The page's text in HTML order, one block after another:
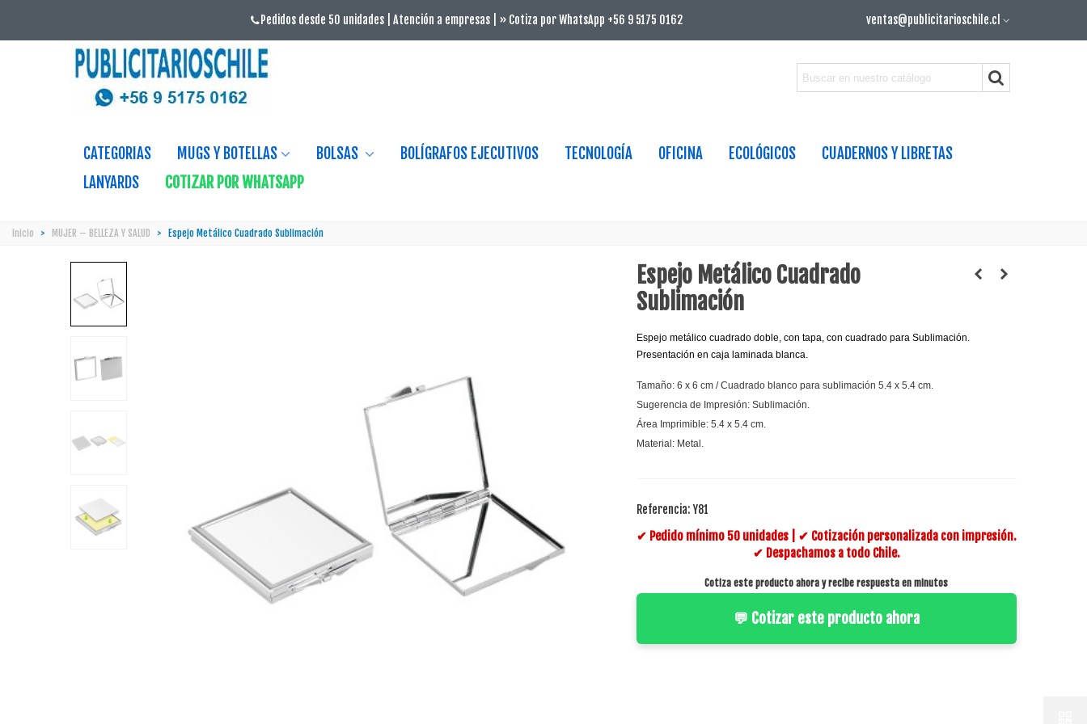
Pedidos desde 50 unidades | Atención a empresas | » Cotiza por WhatsApp +56 9 5175 0162 ventas@publicitarioschile.cl
CATEGORIAS MUGS Y BOTELLAS BOLSAS BOLÍGRAFOS EJECUTIVOS TECNOLOGÍA OFICINA ECOLÓGICOS
CUADERNOS Y LIBRETAS
LANYARDS
COTIZAR POR WHATSAPP
Inicio > MUJER – BELLEZA Y SALUD > Espejo Metálico Cuadrado Sublimación
Espejo Metálico Cuadrado
Sublimación
Espejo metálico cuadrado doble, con tapa, con cuadrado para Sublimación.
Presentación en caja laminada blanca.
Tamaño: 6 x 6 cm / Cuadrado blanco para sublimación 5.4 x 5.4 cm.
Sugerencia de Impresión: Sublimación.
Área Imprimible: 5.4 x 5.4 cm.
Material: Metal.
Referencia: Y81
✔ Pedido mínimo 50 unidades | ✔ Cotización personalizada con impresión.
✔ Despachamos a todo Chile.
Cotiza este producto ahora y recibe respuesta en minutos
💬 Cotizar este producto ahora